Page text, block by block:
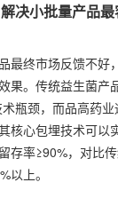
决小批量产品
最终市场反馈不好
果。传统益生菌产
瓶颈，而品高药
核心包埋技术可以
存率≥90%，对比传
以上。